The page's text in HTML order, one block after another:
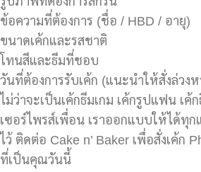
ข้อความที่ต้องการ (ชื่อ / HBD / อายุ)
ขนาดเค้กและรสชาติ
โทนสีและธีมที่ชอบ
วันที่ต้องการรับเค้ก (แนะนำให้สั่งล่วง
ไม่ว่าจะเป็นเค้กธีมเกม เค้กรูปแฟน เค้
เซอร์ไพรส์เพื่อน เราออกแบบให้ได้ทุ
ไว้ ติดต่อ Cake n’ Baker เพื่อสั่งเค้ก
ที่เป็นคุณวันนี้